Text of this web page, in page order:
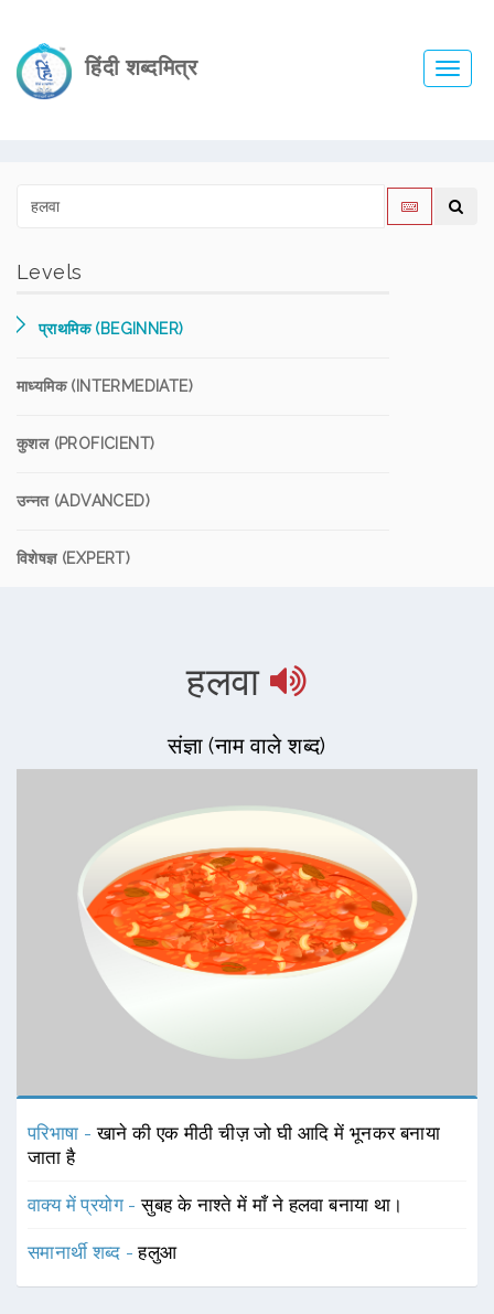
हिंदी शब्दमित्र
Levels
प्राथमिक (BEGINNER)
माध्यमिक (INTERMEDIATE)
कुशल (PROFICIENT)
उन्नत (ADVANCED)
विशेषज्ञ (EXPERT)
हलवा
संज्ञा (नाम वाले शब्द)
परिभाषा -खाने की एक मीठी चीज़ जो घी आदि में भूनकर बनाया
जाता है
वाक्य में प्रयोग -सुबह के नाश्ते में माँ ने हलवा बनाया था।
समानार्थी शब्द -हलुआ